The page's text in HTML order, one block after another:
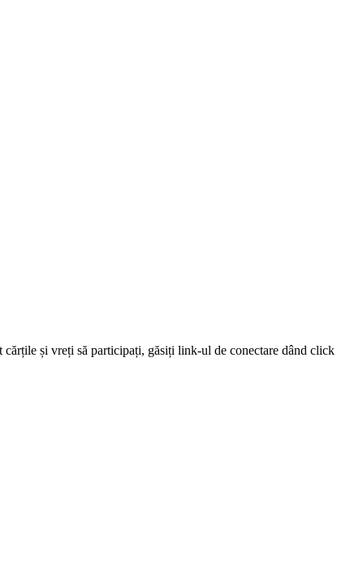
și vreți să participați, găsiți link-ul de conectare dând click